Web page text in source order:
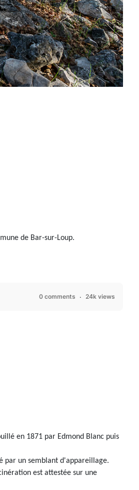
de Bar-sur-Loup.
0 comments 24k views
en 1871 par Edmond Blanc puis
par un semblant d'appareillage.
est attestée sur une